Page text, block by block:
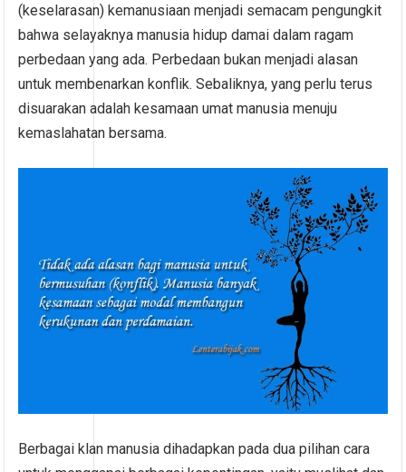
(keselarasan) kemanusiaan menjadi semacam pengungkit
bahwa selayaknya manusia hidup damai dalam ragam
perbedaan yang ada. Perbedaan bukan menjadi alasan
untuk membenarkan konflik. Sebaliknya, yang perlu terus
disuarakan adalah kesamaan umat manusia menuju
kemaslahatan bersama.
Berbagai klan manusia dihadapkan pada dua pilihan cara